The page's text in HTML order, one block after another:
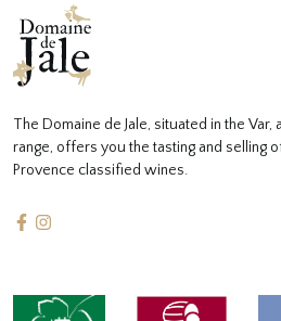
The Domaine de Jale, situated in the Var,
range, offers you the tasting and selling
Provence classified wines.